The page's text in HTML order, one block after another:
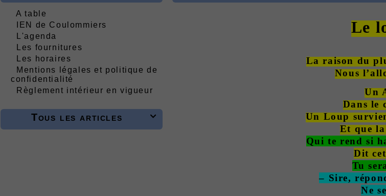
A table
IEN de Coulommiers
L'agenda
Les fournitures
Les horaires
Mentions légales et politique de
confidentialité
Règlement intérieur en vigueur

Tous les articles
Le
La raison du
Nous
Un
Dans le
Un Loup
Et que
Qui te rend si
Dit
Tu
– Sire,
Ne